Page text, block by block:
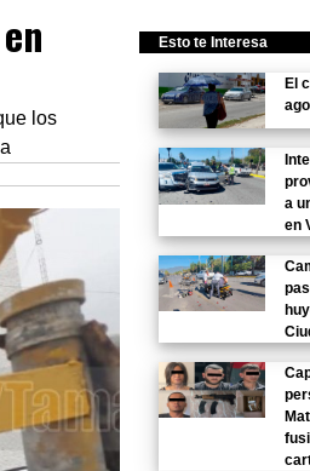
los
Esto te Interesa
El
a
en